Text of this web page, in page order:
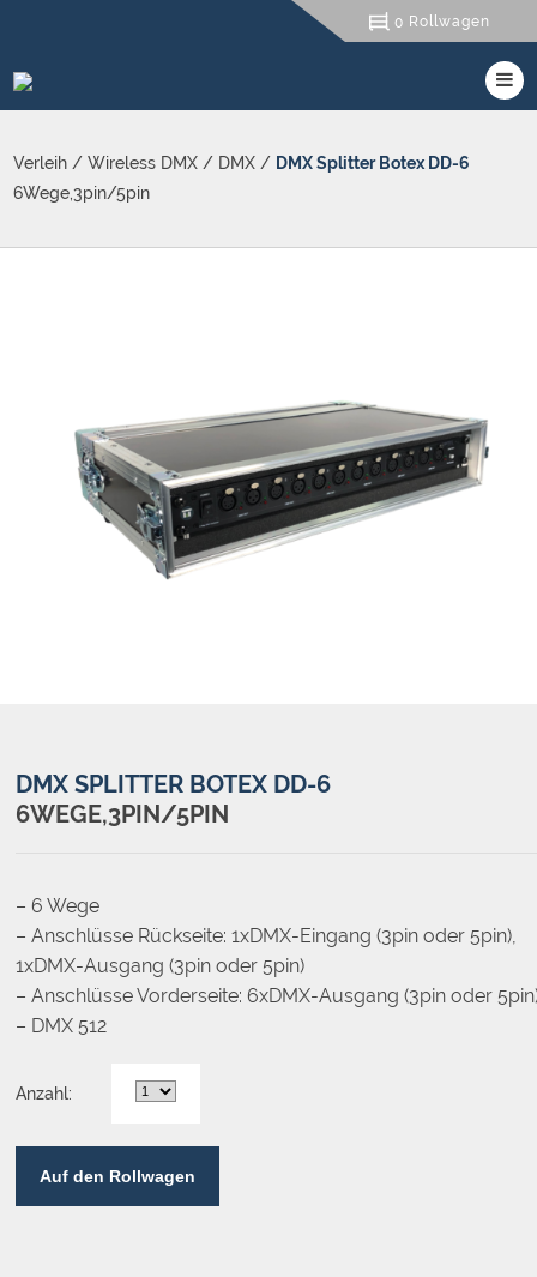
0 Rollwagen
Verleih /Wireless DMX / DMX / DMX Splitter Botex DD-6
6Wege,3pin/5pin
DMX SPLITTER BOTEX DD-6
6WEGE,3PIN/5PIN
– 6 Wege
– Anschlüsse Rückseite: 1xDMX-Eingang (3pin oder 5pin),
1xDMX-Ausgang (3pin oder 5pin)
– Anschlüsse Vorderseite: 6xDMX-Ausgang (3pin oder
– DMX 512
Anzahl:
Auf den Rollwagen